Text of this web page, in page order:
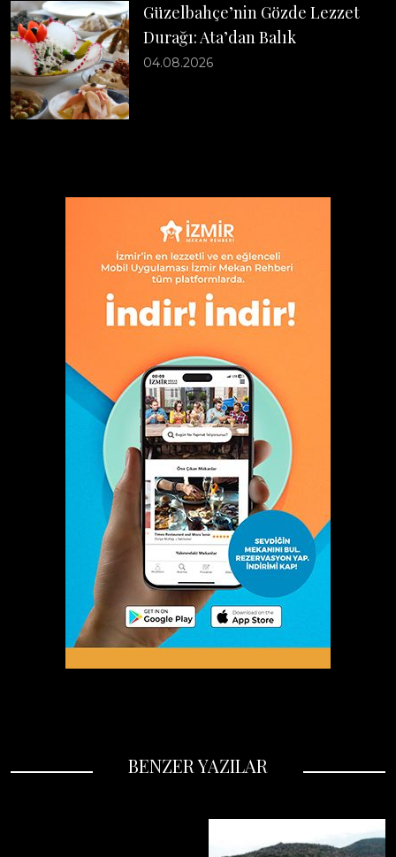
Güzelbahçe’nin Gözde Lezzet
Durağı: Ata’dan Balık
04.08.2026
BENZER YAZILAR